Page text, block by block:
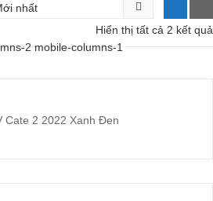
Hiển thị tất cả 2 kết quả
2 mobile-columns-1
Cate 2 2022 Xanh Đen